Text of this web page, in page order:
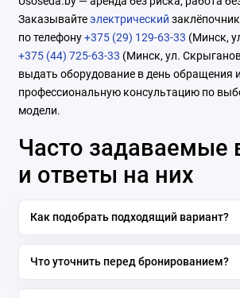
Заказывайтеэлектрический
по телефону+375 (29) 129-63-33 (Минск,
+375 (44) 725-63-33 (Минск, ул.
выдать оборудование в день обращения
профессиональную консультацию по
модели.
Часто задаваемые
и ответы на них
Как подобрать подходящий вариант?
Что уточнить перед бронированием?